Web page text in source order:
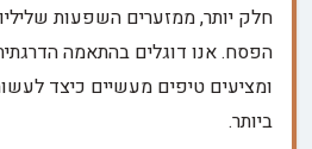
חלק יותר, ממזערים השפעות
הפסח. אנו דוגלים בהתאמה
ומציעים טיפים מעשיים כיצד
ביותר.